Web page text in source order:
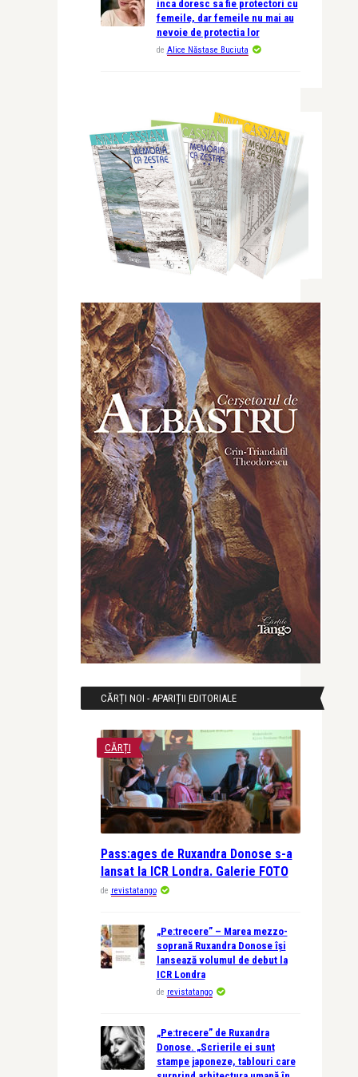
inca doresc sa fie protectori cu
femeile, dar femeile nu mai au
nevoie de protectia lor
de Alice Năstase Buciuta
CĂRȚI NOI - APARIȚII EDITORIALE
CĂRȚI
Pass:ages de Ruxandra Donose s-a
lansat la ICR Londra. Galerie FOTO
de revistatango
„Pe:trecere” – Marea mezzo-
soprană Ruxandra Donose își
lansează volumul de debut la
ICR Londra
de revistatango
„Pe:trecere” de Ruxandra
Donose. „Scrierile ei sunt
stampe japoneze, tablouri care